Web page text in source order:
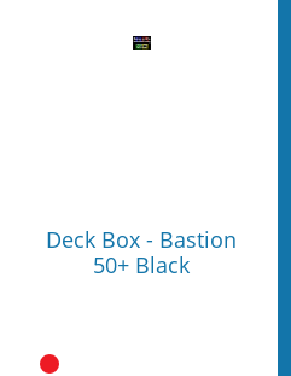
Deck Box - Bastion
50+ Black